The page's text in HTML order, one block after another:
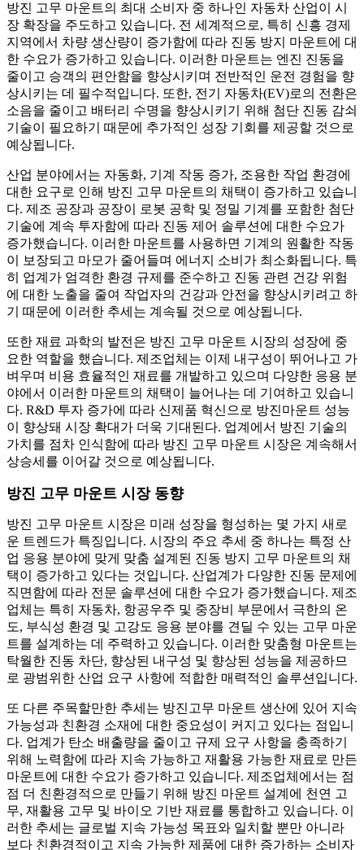
방진 고무 마운트의 최대 소비자 중 하나인 자동차 산업이 시
장 확장을 주도하고 있습니다. 전 세계적으로, 특히 신흥 경제
지역에서 차량 생산량이 증가함에 따라 진동 방지 마운트에 대
한 수요가 증가하고 있습니다. 이러한 마운트는 엔진 진동을
줄이고 승객의 편안함을 향상시키며 전반적인 운전 경험을 향
상시키는 데 필수적입니다. 또한, 전기 자동차(EV)로의 전환은
소음을 줄이고 배터리 수명을 향상시키기 위해 첨단 진동 감쇠
기술이 필요하기 때문에 추가적인 성장 기회를 제공할 것으로
예상됩니다.
산업 분야에서는 자동화, 기계 작동 증가, 조용한 작업 환경에
대한 요구로 인해 방진 고무 마운트의 채택이 증가하고 있습니
다. 제조 공장과 공장이 로봇 공학 및 정밀 기계를 포함한 첨단
기술에 계속 투자함에 따라 진동 제어 솔루션에 대한 수요가
증가했습니다. 이러한 마운트를 사용하면 기계의 원활한 작동
이 보장되고 마모가 줄어들며 에너지 소비가 최소화됩니다. 특
히 업계가 엄격한 환경 규제를 준수하고 진동 관련 건강 위험
에 대한 노출을 줄여 작업자의 건강과 안전을 향상시키려고 하
기 때문에 이러한 추세는 계속될 것으로 예상됩니다.
또한 재료 과학의 발전은 방진 고무 마운트 시장의 성장에 중
요한 역할을 했습니다. 제조업체는 이제 내구성이 뛰어나고 가
벼우며 비용 효율적인 재료를 개발하고 있으며 다양한 응용 분
야에서 이러한 마운트의 채택이 늘어나는 데 기여하고 있습니
다. R&D 투자 증가에 따라 신제품 혁신으로 방진마운트 성능
이 향상돼 시장 확대가 더욱 기대된다. 업계에서 방진 기술의
가치를 점차 인식함에 따라 방진 고무 마운트 시장은 계속해서
상승세를 이어갈 것으로 예상됩니다.
방진 고무 마운트 시장 동향
방진 고무 마운트 시장은 미래 성장을 형성하는 몇 가지 새로
운 트렌드가 특징입니다. 시장의 주요 추세 중 하나는 특정 산
업 응용 분야에 맞게 맞춤 설계된 진동 방지 고무 마운트의 채
택이 증가하고 있다는 것입니다. 산업계가 다양한 진동 문제에
직면함에 따라 전문 솔루션에 대한 수요가 증가했습니다. 제조
업체는 특히 자동차, 항공우주 및 중장비 부문에서 극한의 온
도, 부식성 환경 및 고강도 응용 분야를 견딜 수 있는 고무 마운
트를 설계하는 데 주력하고 있습니다. 이러한 맞춤형 마운트는
탁월한 진동 차단, 향상된 내구성 및 향상된 성능을 제공하므
로 광범위한 산업 요구 사항에 적합한 매력적인 솔루션입니다.
또 다른 주목할만한 추세는 방진고무 마운트 생산에 있어 지속
가능성과 친환경 소재에 대한 중요성이 커지고 있다는 점입니
다. 업계가 탄소 배출량을 줄이고 규제 요구 사항을 충족하기
위해 노력함에 따라 지속 가능하고 재활용 가능한 재료로 만든
마운트에 대한 수요가 증가하고 있습니다. 제조업체에서는 점
점 더 친환경적으로 만들기 위해 방진 마운트 설계에 천연 고
무, 재활용 고무 및 바이오 기반 재료를 통합하고 있습니다. 이
러한 추세는 글로벌 지속 가능성 목표와 일치할 뿐만 아니라
보다 친환경적이고 지속 가능한 제품에 대한 증가하는 소비자